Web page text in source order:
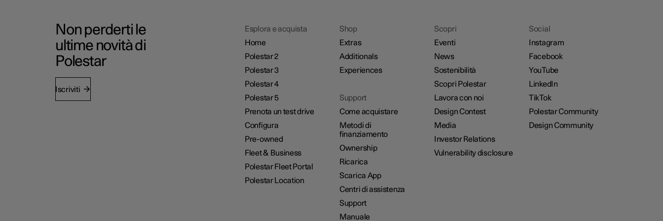
Non perderti le
ultime novità di
Polestar
Iscriviti
Esplora e acquista
Home
Polestar 2
Polestar 3
Polestar 4
Polestar 5
Prenota un test drive
Configura
Pre-owned
Fleet & Business
Polestar Fleet Portal
Polestar Location
Shop
Extras
Additionals
Experiences
Support
Come acquistare
Metodi di
finanziamento
Ownership
Ricarica
Scarica App
Centri di assistenza
Support
Manuale
Scopri
Eventi
News
Sostenibilità
Scopri Polestar
Lavora con noi
Design Contest
Media
Investor Relations
Vulnerability disclosure
Social
Instagram
Facebook
YouTube
LinkedIn
TikTok
Polestar Community
Design Community